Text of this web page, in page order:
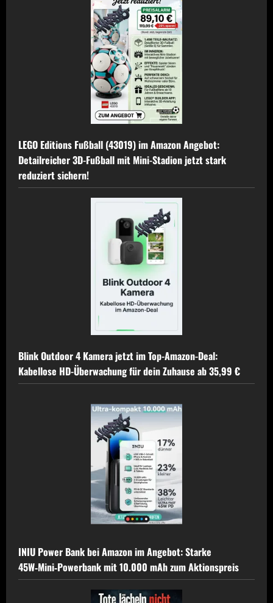
LEGO Editions Fußball (43019) im Amazon Angebot:
Detailreicher 3D-Fußball mit Mini-Stadion jetzt stark
reduziert sichern!
Blink Outdoor 4 Kamera jetzt im Top-Amazon-Deal:
Kabellose HD-Überwachung für dein Zuhause ab 35,99 €
INIU Power Bank bei Amazon im Angebot: Starke
45W‑Mini‑Powerbank mit 10.000 mAh zum Aktionspreis